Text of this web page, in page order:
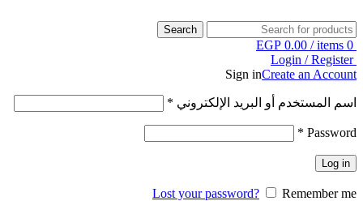
Search
0
items
/
EGP 0.00
Login / Register
Sign inCreate an Account
اسم المستخدم أو البريد الإلكتروني *
Password
*
Log in
Lost your password?
Remember me